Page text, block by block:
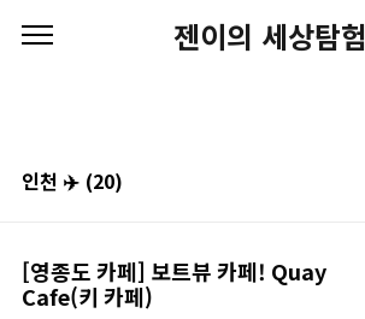
젠이의 세상탐험
인천 ✈️ (20)
[영종도 카페] 보트뷰 카페! Quay
Cafe(키 카페)